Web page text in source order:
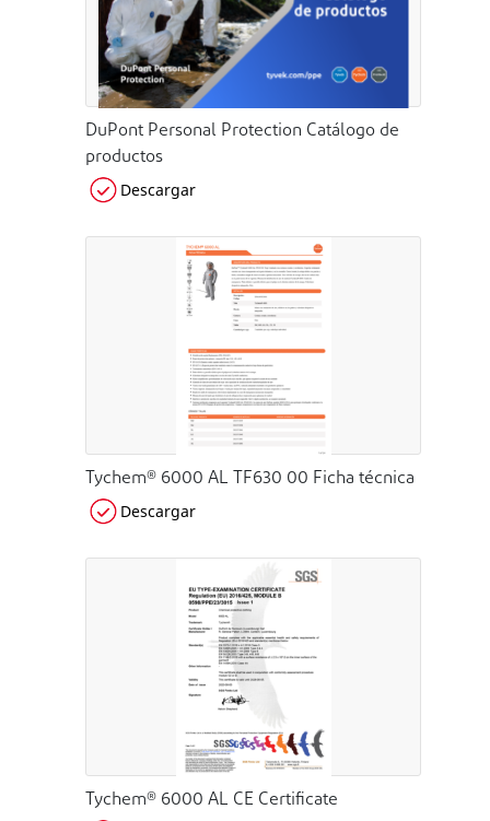
DuPont Personal Protection Catálogo de
productos
Descargar
Tychem® 6000 AL TF630 00 Ficha técnica
Descargar
Tychem® 6000 AL CE Certificate